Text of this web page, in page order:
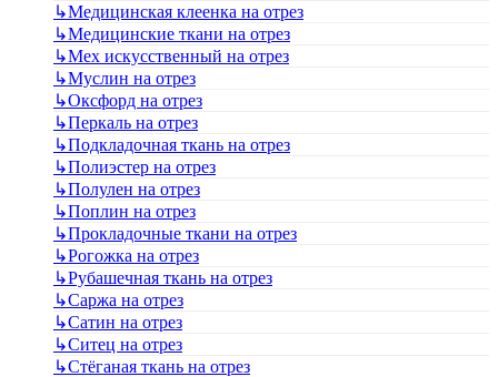
↳Медицинская клеенка на отрез
↳Медицинские ткани на отрез
↳Мех искусственный на отрез
↳Муслин на отрез
↳Оксфорд на отрез
↳Перкаль на отрез
↳Подкладочная ткань на отрез
↳Полиэстер на отрез
↳Полулен на отрез
↳Поплин на отрез
↳Прокладочные ткани на отрез
↳Рогожка на отрез
↳Рубашечная ткань на отрез
↳Саржа на отрез
↳Сатин на отрез
↳Ситец на отрез
↳Стёганая ткань на отрез